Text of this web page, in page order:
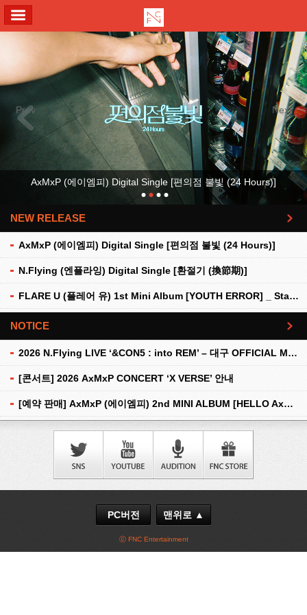
Previous Next
AxMxP (에이엠피) Digital Single [편의점 불빛 (24 Hours)]
NEW RELEASE
AxMxP (에이엠피) Digital Single [편의점 불빛 (24 Hours)]
N.Flying (엔플라잉) Digital Single [환절기 (換節期)]
FLARE U (플레어 유) 1st Mini Album [YOUTH ERROR] _ Stationery Kit Ver.
더보기
NOTICE
2026 N.Flying LIVE ‘&CON5 : into REM’ – 대구 OFFICIAL MD 현장 판매 안내
[콘서트] 2026 AxMxP CONCERT ‘X VERSE’ 안내
[예약 판매] AxMxP (에이엠피) 2nd MINI ALBUM [HELLO AxMxP] 예약 판매 안내
더보기
PC버전 맨위로 ▲
ⓒ FNC Entertainment